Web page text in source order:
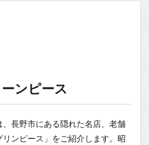
ンピース
長野市にある隠れた名店、老舗
ンピース」をご紹介します。昭